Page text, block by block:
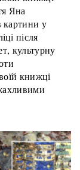
книжці
Яна
картини у
після
культурну
книжці